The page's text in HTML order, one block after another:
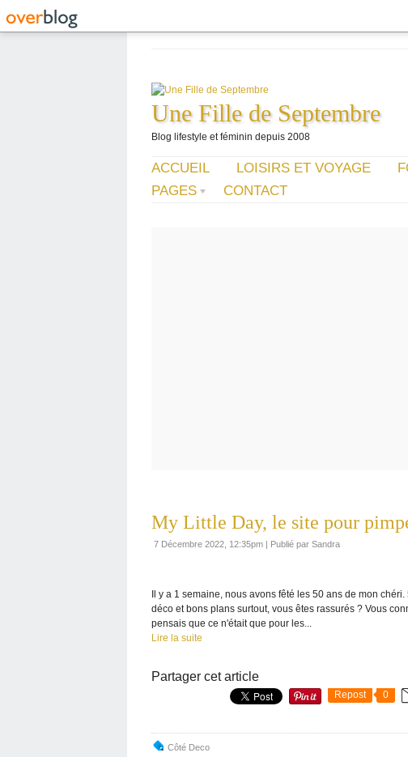
Une Fille de Septembre
Blog lifestyle et féminin depuis 2008
ACCUEIL LOISIRS ET VOYAGE
PAGES
CONTACT
My Little Day, le site pour
7 Décembre 2022, 12:35pm | Publié par Sandra
Il y a 1 semaine, nous avons fêté les 50 ans de mon
déco et bons plans surtout, vous êtes rassurés ? Vous
pensais que ce n'était que pour les...
Lire la suite
Partager cet article
Repost 0
Côté Deco